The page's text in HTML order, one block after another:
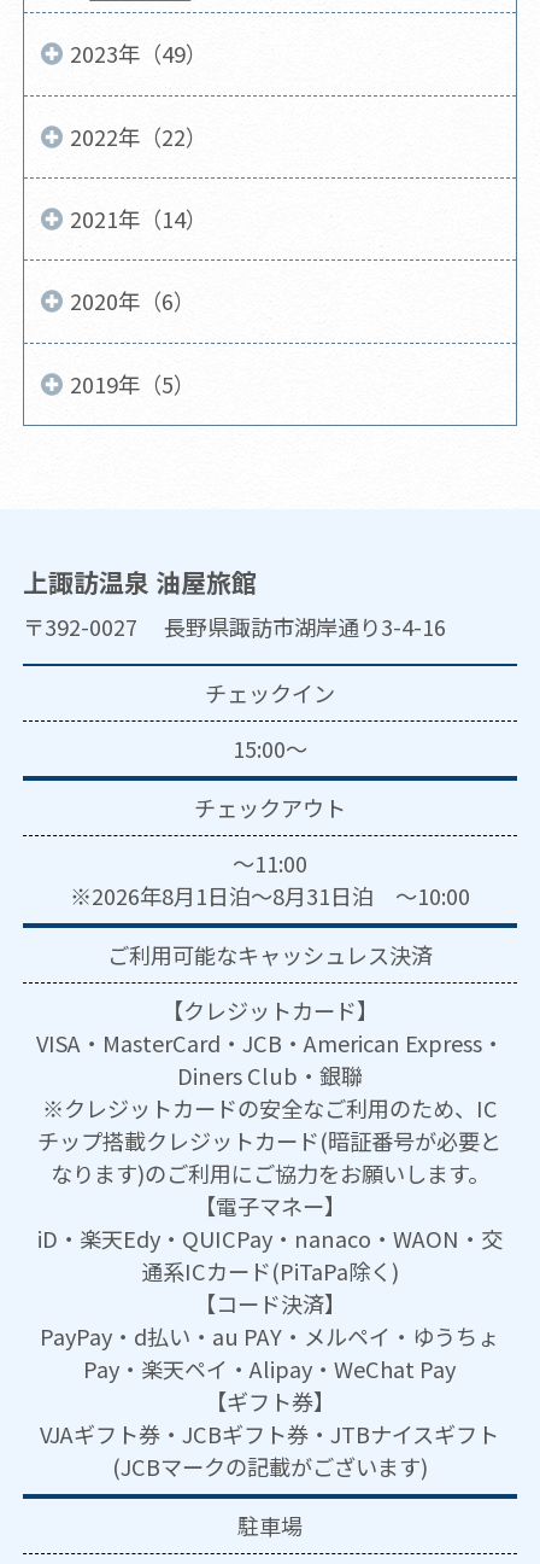
2023年（49）
2022年（22）
2021年（14）
2020年（6）
2019年（5）
上諏訪温泉 油屋旅館
〒392-0027 長野県諏訪市湖岸通り3-4-16
チェックイン
15:00～
チェックアウト
～11:00
※2026年8月1日泊～8月31日泊 ～10:00
ご利用可能なキャッシュレス決済
【クレジットカード】
VISA・MasterCard・JCB・American Express・
Diners Club・銀聯
※クレジットカードの安全なご利用のため、IC
チップ搭載クレジットカード(暗証番号が必要と
なります)のご利用にご協力をお願いします。
【電子マネー】
iD・楽天Edy・QUICPay・nanaco・WAON・交
通系ICカード(PiTaPa除く)
【コード決済】
PayPay・d払い・au PAY・メルペイ・ゆうちょ
Pay・楽天ペイ・Alipay・WeChat Pay
【ギフト券】
VJAギフト券・JCBギフト券・JTBナイスギフト
(JCBマークの記載がございます)
駐車場